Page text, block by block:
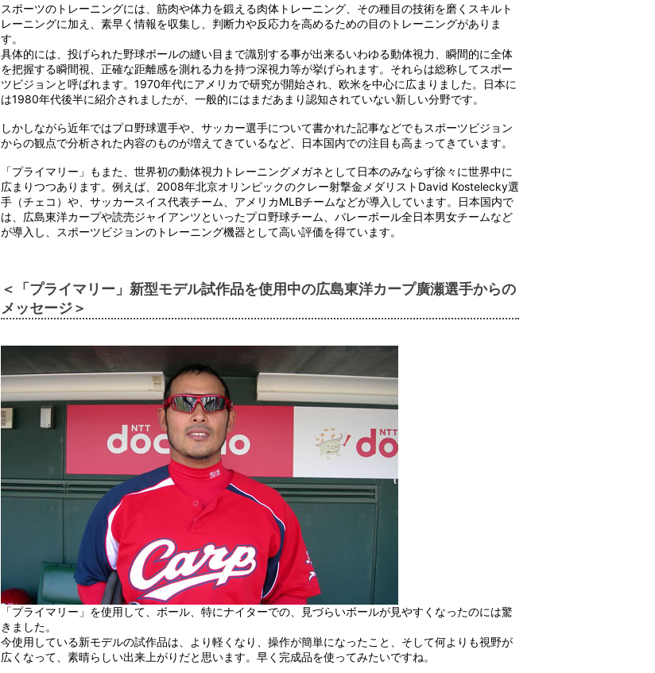
スポーツのトレーニングには、筋肉や体力を鍛える肉体トレーニング、その種目の技術を磨くスキルト
レーニングに加え、素早く情報を収集し、判断力や反応力を高めるための目のトレーニングがありま
す。
具体的には、投げられた野球ボールの縫い目まで識別する事が出来るいわゆる動体視力、瞬間的に全体
を把握する瞬間視、正確な距離感を測れる力を持つ深視力等が挙げられます。それらは総称してスポー
ツビジョンと呼ばれます。1970年代にアメリカで研究が開始され、欧米を中心に広まりました。日本に
は1980年代後半に紹介されましたが、一般的にはまだあまり認知されていない新しい分野です。
しかしながら近年ではプロ野球選手や、サッカー選手について書かれた記事などでもスポーツビジョン
からの観点で分析された内容のものが増えてきているなど、日本国内での注目も高まってきています。
「プライマリー」もまた、世界初の動体視力トレーニングメガネとして日本のみならず徐々に世界中に
広まりつつあります。例えば、2008年北京オリンピックのクレー射撃金メダリストDavid Kostelecky選
手（チェコ）や、サッカースイス代表チーム、アメリカMLBチームなどが導入しています。日本国内で
は、広島東洋カープや読売ジャイアンツといったプロ野球チーム、バレーボール全日本男女チームなど
が導入し、スポーツビジョンのトレーニング機器として高い評価を得ています。
＜「プライマリー」新型モデル試作品を使用中の広島東洋カープ廣瀬選手からの
メッセージ＞
「プライマリー」を使用して、ボール、特にナイターでの、見づらいボールが見やすくなったのには驚
きました。
今使用している新モデルの試作品は、より軽くなり、操作が簡単になったこと、そして何よりも視野が
広くなって、素晴らしい出来上がりだと思います。早く完成品を使ってみたいですね。